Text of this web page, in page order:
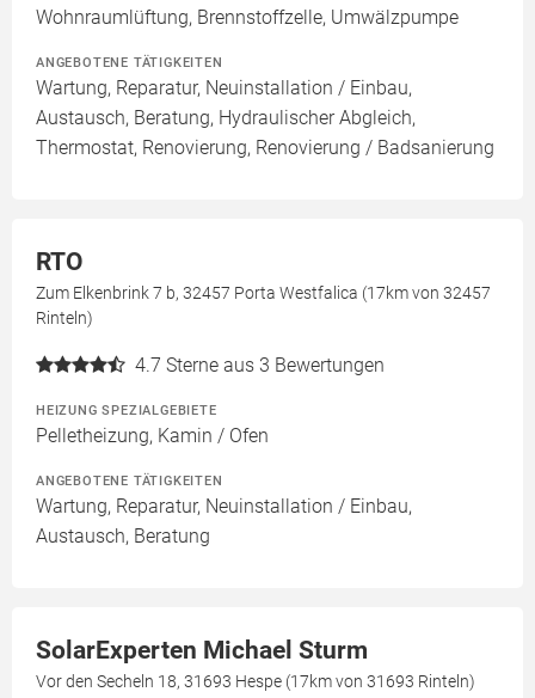
Wohnraumlüftung, Brennstoffzelle, Umwälzpumpe
ANGEBOTENE TÄTIGKEITEN
Wartung, Reparatur, Neuinstallation / Einbau,
Austausch, Beratung, Hydraulischer Abgleich,
Thermostat, Renovierung, Renovierung / Badsanierung
RTO
Zum Elkenbrink 7 b, 32457 Porta Westfalica (17km von 32457
Rinteln)
4.7 Sterne aus 3 Bewertungen
HEIZUNG SPEZIALGEBIETE
Pelletheizung, Kamin / Ofen
ANGEBOTENE TÄTIGKEITEN
Wartung, Reparatur, Neuinstallation / Einbau,
Austausch, Beratung
SolarExperten Michael Sturm
Vor den Secheln 18, 31693 Hespe (17km von 31693 Rinteln)